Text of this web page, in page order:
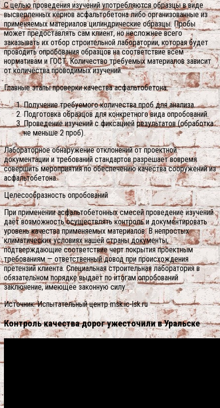
С целью проведения изучений употребляются образцы в виде
высверленных кёрнов асфальтобетона либо организованные из
применяемых материалов цилиндрические образцы. Пробы
может предоставлять сам клиент, но несложнее всего
заказывать их отбор строительной лаборатории, которая будет
проводить опробования образцов на соответствие всем
нормативам и ГОСТ. Количество требуемых материалов зависит
от количества проводимых изучений.
Главные этапы проверки качества асфальтобетона:
Получение требуемого количества проб для анализа.
Подготовка образцов для конкретного вида опробований.
Проведение изучений с фиксацией результатов (обработка
не меньше 2 проб).
Лабораторное обнаружение отклонений от проектной
документации и требований стандартов разрешает вовремя
совершить мероприятия по обеспечению качества сооружений из
асфальтобетона.
Целесообразность опробований
При применении асфальтобетонных смесей проведение изучений
даёт возможность осуществлять контроль и документировать
уровень качества применяемых материалов. В непростых
климатических условиях нашей страны документы,
подтверждающие соответствие черт покрытия проектным
требованиям — ответственный довод при происхождения
претензий клиента. Специальная строительная лаборатория в
обязательном порядке выдаёт по итогам опробований
заключение, имеющее законную силу.
Источник: Испытательный центр msk.ic-lsk.ru
Контроль качества дорог ужесточили в Уральске